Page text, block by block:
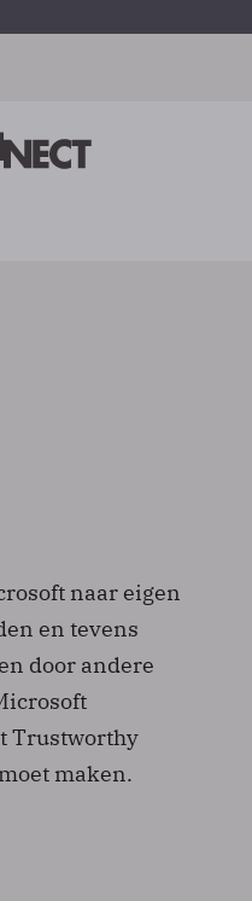
naar eigen
en tevens
door andere
Trustworthy
maken.